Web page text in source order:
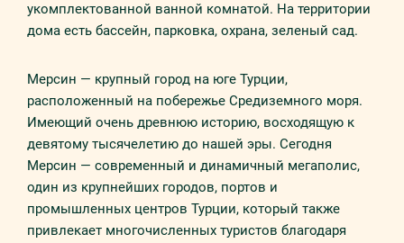
укомплектованной ванной комнатой. На территории
дома есть бассейн, парковка, охрана, зеленый сад.
Мерсин — крупный город на юге Турции,
расположенный на побережье Средиземного моря.
Имеющий очень древнюю историю, восходящую к
девятому тысячелетию до нашей эры. Сегодня
Мерсин — современный и динамичный мегаполис,
один из крупнейших городов, портов и
промышленных центров Турции, который также
привлекает многочисленных туристов благодаря